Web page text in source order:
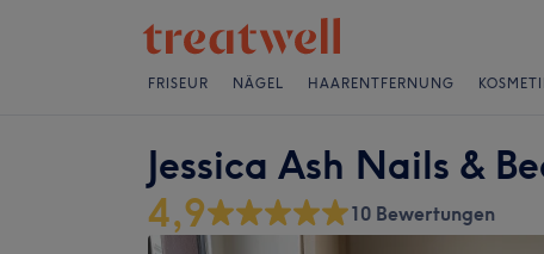
FRISEUR NÄGEL HAARENTFERNUNG
Jessica Ash Nails &
4,9 10 Bewertungen